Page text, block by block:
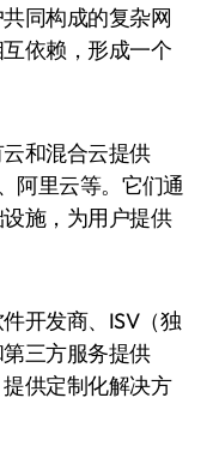
同构成的复杂网
依赖，形成一个
和混合云提供
阿里云等。它们通
施，为用户提供
开发商、ISV（独
三方服务提供
供定制化解决方